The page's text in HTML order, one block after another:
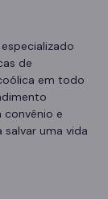
de
em todo
convênio e
uma vida